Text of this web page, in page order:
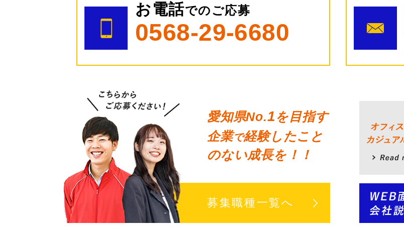
お電話でのご応募
0568-29-6680
愛知県No.1を目指す
企業で経験したこと
のない成長を！！
募集職種一覧へ